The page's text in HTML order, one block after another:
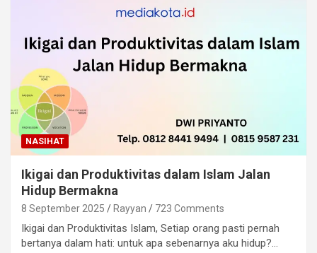
NASIHAT
Ikigai dan Produktivitas dalam Islam Jalan
Hidup Bermakna
8 September 2025 Rayyan 723 Comments
Ikigai dan Produktivitas Islam, Setiap orang pasti pernah
bertanya dalam hati: untuk apa sebenarnya aku hidup?…